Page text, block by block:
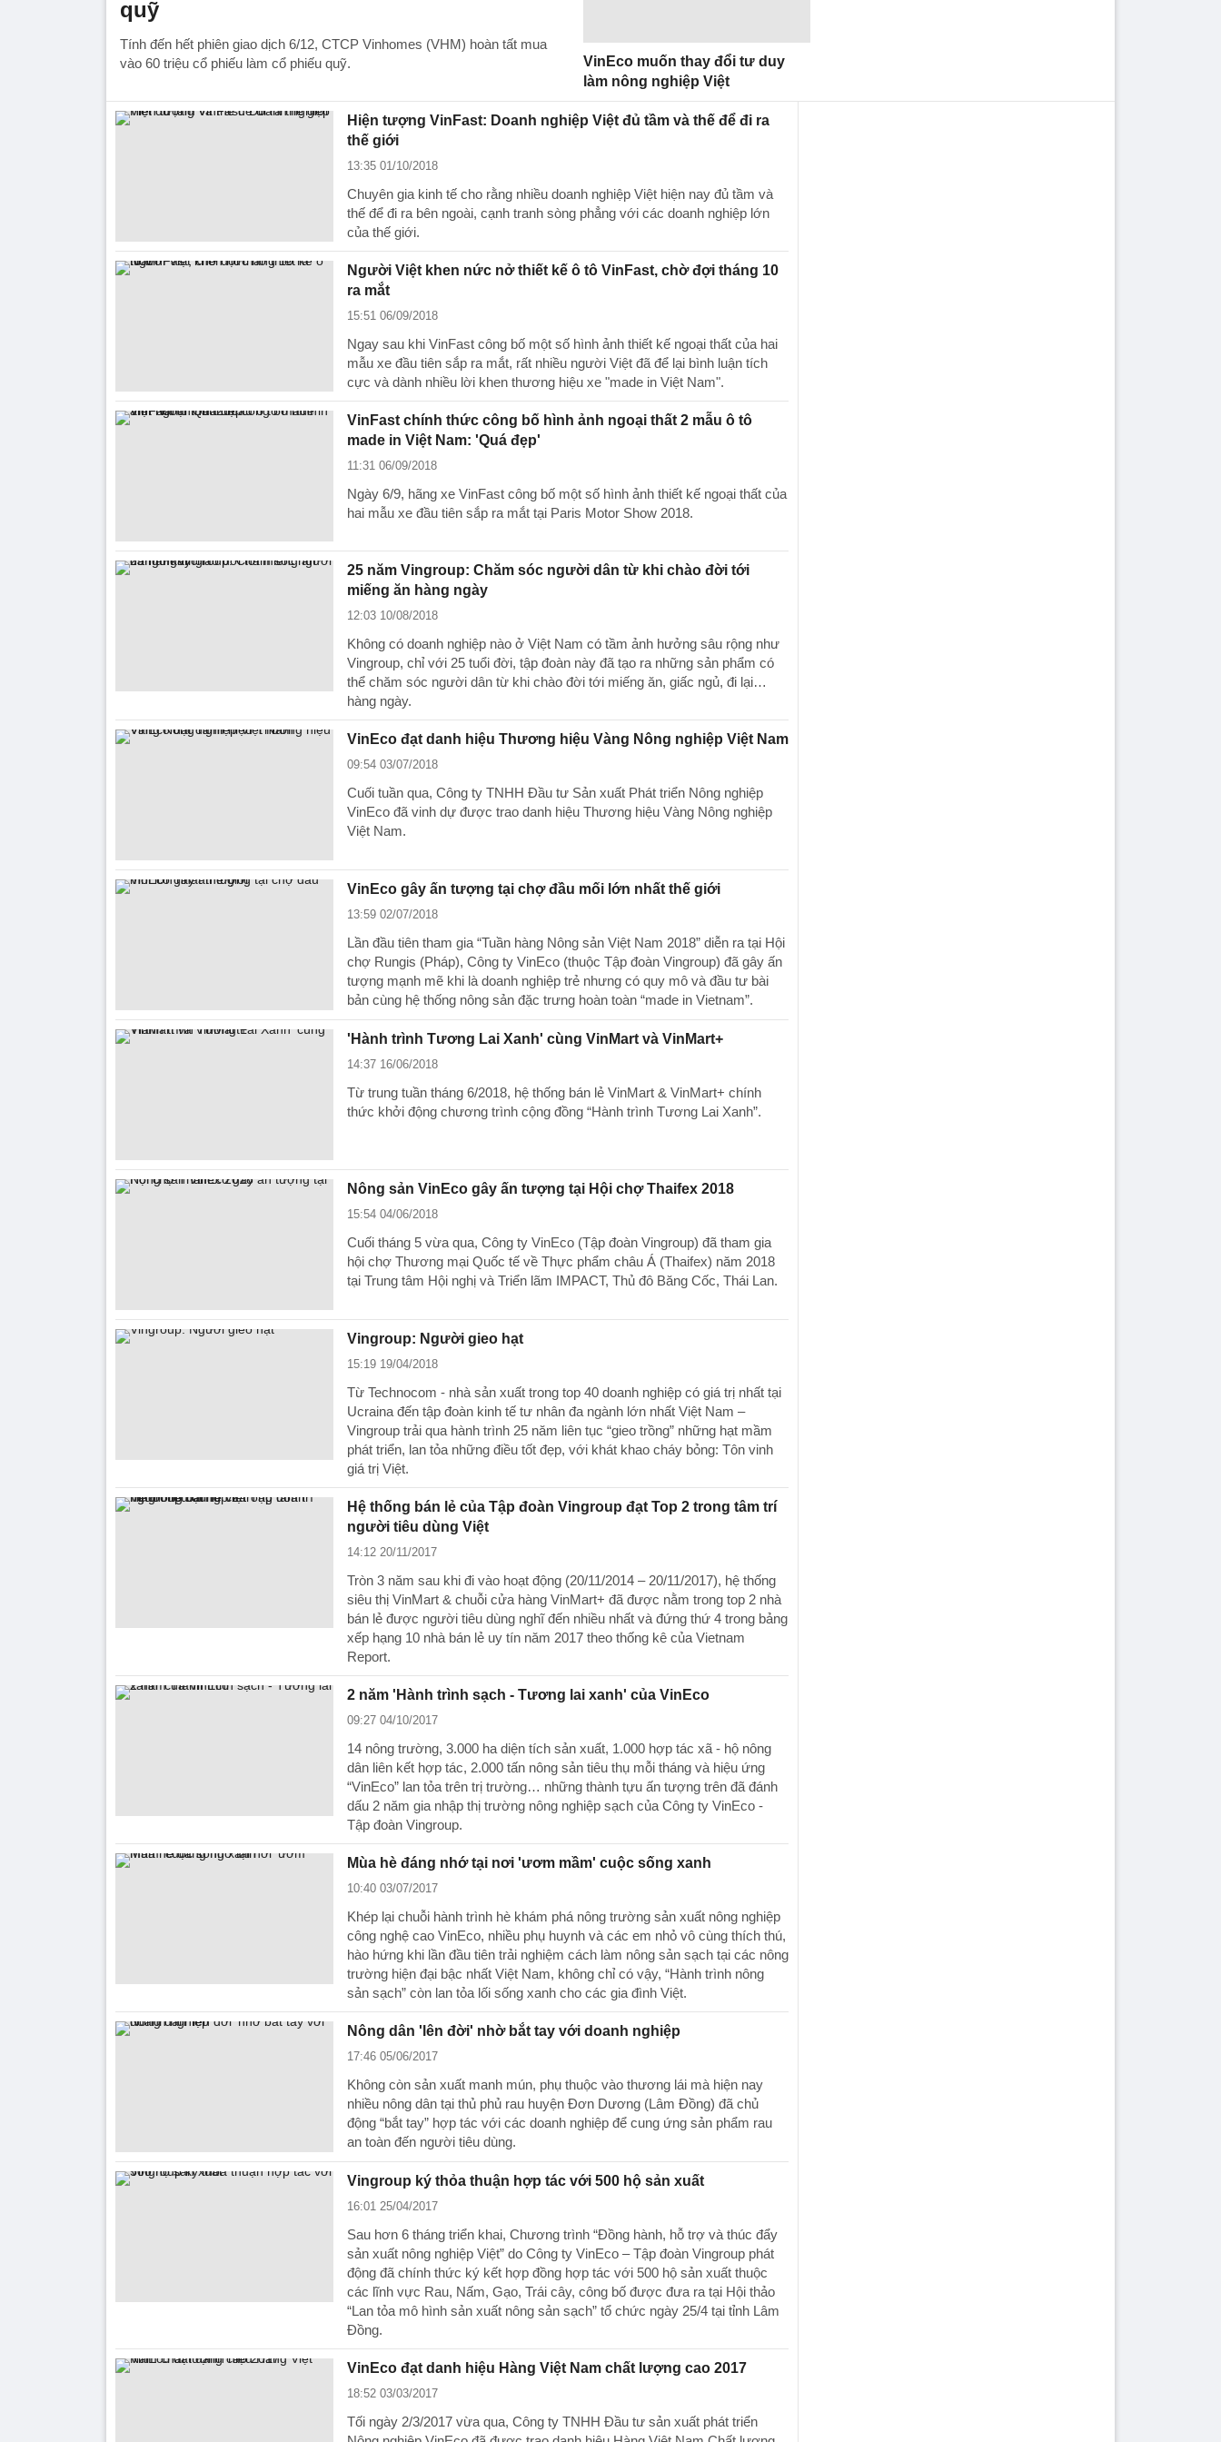
quỹ
Tính đến hết phiên giao dịch 6/12, CTCP Vinhomes (VHM) hoàn tất mua
vào 60 triệu cổ phiếu làm cổ phiếu quỹ.
VinEco muốn thay đổi tư duy
làm nông nghiệp Việt
Hiện tượng VinFast: Doanh nghiệp Việt đủ tầm và thế để đi ra
thế giới
13:35 01/10/2018
Chuyên gia kinh tế cho rằng nhiều doanh nghiệp Việt hiện nay đủ tầm và
thế để đi ra bên ngoài, cạnh tranh sòng phẳng với các doanh nghiệp lớn
của thế giới.
Người Việt khen nức nở thiết kế ô tô VinFast, chờ đợi tháng 10
ra mắt
15:51 06/09/2018
Ngay sau khi VinFast công bố một số hình ảnh thiết kế ngoại thất của hai
mẫu xe đầu tiên sắp ra mắt, rất nhiều người Việt đã để lại bình luận tích
cực và dành nhiều lời khen thương hiệu xe "made in Việt Nam".
VinFast chính thức công bố hình ảnh ngoại thất 2 mẫu ô tô
made in Việt Nam: 'Quá đẹp'
11:31 06/09/2018
Ngày 6/9, hãng xe VinFast công bố một số hình ảnh thiết kế ngoại thất của
hai mẫu xe đầu tiên sắp ra mắt tại Paris Motor Show 2018.
25 năm Vingroup: Chăm sóc người dân từ khi chào đời tới
miếng ăn hàng ngày
12:03 10/08/2018
Không có doanh nghiệp nào ở Việt Nam có tầm ảnh hưởng sâu rộng như
Vingroup, chỉ với 25 tuổi đời, tập đoàn này đã tạo ra những sản phẩm có
thể chăm sóc người dân từ khi chào đời tới miếng ăn, giấc ngủ, đi lại…
hàng ngày.
VinEco đạt danh hiệu Thương hiệu Vàng Nông nghiệp Việt Nam
09:54 03/07/2018
Cuối tuần qua, Công ty TNHH Đầu tư Sản xuất Phát triển Nông nghiệp
VinEco đã vinh dự được trao danh hiệu Thương hiệu Vàng Nông nghiệp
Việt Nam.
VinEco gây ấn tượng tại chợ đầu mối lớn nhất thế giới
13:59 02/07/2018
Lần đầu tiên tham gia “Tuần hàng Nông sản Việt Nam 2018” diễn ra tại Hội
chợ Rungis (Pháp), Công ty VinEco (thuộc Tập đoàn Vingroup) đã gây ấn
tượng mạnh mẽ khi là doanh nghiệp trẻ nhưng có quy mô và đầu tư bài
bản cùng hệ thống nông sản đặc trưng hoàn toàn “made in Vietnam”.
'Hành trình Tương Lai Xanh' cùng VinMart và VinMart+
14:37 16/06/2018
Từ trung tuần tháng 6/2018, hệ thống bán lẻ VinMart & VinMart+ chính
thức khởi động chương trình cộng đồng “Hành trình Tương Lai Xanh”.
Nông sản VinEco gây ấn tượng tại Hội chợ Thaifex 2018
15:54 04/06/2018
Cuối tháng 5 vừa qua, Công ty VinEco (Tập đoàn Vingroup) đã tham gia
hội chợ Thương mại Quốc tế về Thực phẩm châu Á (Thaifex) năm 2018
tại Trung tâm Hội nghị và Triển lãm IMPACT, Thủ đô Băng Cốc, Thái Lan.
Vingroup: Người gieo hạt
15:19 19/04/2018
Từ Technocom - nhà sản xuất trong top 40 doanh nghiệp có giá trị nhất tại
Ucraina đến tập đoàn kinh tế tư nhân đa ngành lớn nhất Việt Nam –
Vingroup trải qua hành trình 25 năm liên tục “gieo trồng” những hạt mầm
phát triển, lan tỏa những điều tốt đẹp, với khát khao cháy bỏng: Tôn vinh
giá trị Việt.
Hệ thống bán lẻ của Tập đoàn Vingroup đạt Top 2 trong tâm trí
người tiêu dùng Việt
14:12 20/11/2017
Tròn 3 năm sau khi đi vào hoạt động (20/11/2014 – 20/11/2017), hệ thống
siêu thị VinMart & chuỗi cửa hàng VinMart+ đã được nằm trong top 2 nhà
bán lẻ được người tiêu dùng nghĩ đến nhiều nhất và đứng thứ 4 trong bảng
xếp hạng 10 nhà bán lẻ uy tín năm 2017 theo thống kê của Vietnam
Report.
2 năm 'Hành trình sạch - Tương lai xanh' của VinEco
09:27 04/10/2017
14 nông trường, 3.000 ha diện tích sản xuất, 1.000 hợp tác xã - hộ nông
dân liên kết hợp tác, 2.000 tấn nông sản tiêu thụ mỗi tháng và hiệu ứng
“VinEco” lan tỏa trên trị trường… những thành tựu ấn tượng trên đã đánh
dấu 2 năm gia nhập thị trường nông nghiệp sạch của Công ty VinEco -
Tập đoàn Vingroup.
Mùa hè đáng nhớ tại nơi 'ươm mầm' cuộc sống xanh
10:40 03/07/2017
Khép lại chuỗi hành trình hè khám phá nông trường sản xuất nông nghiệp
công nghệ cao VinEco, nhiều phụ huynh và các em nhỏ vô cùng thích thú,
hào hứng khi lần đầu tiên trải nghiệm cách làm nông sản sạch tại các nông
trường hiện đại bậc nhất Việt Nam, không chỉ có vậy, “Hành trình nông
sản sạch” còn lan tỏa lối sống xanh cho các gia đình Việt.
Nông dân 'lên đời' nhờ bắt tay với doanh nghiệp
17:46 05/06/2017
Không còn sản xuất manh mún, phụ thuộc vào thương lái mà hiện nay
nhiều nông dân tại thủ phủ rau huyện Đơn Dương (Lâm Đồng) đã chủ
động “bắt tay” hợp tác với các doanh nghiệp để cung ứng sản phẩm rau
an toàn đến người tiêu dùng.
Vingroup ký thỏa thuận hợp tác với 500 hộ sản xuất
16:01 25/04/2017
Sau hơn 6 tháng triển khai, Chương trình “Đồng hành, hỗ trợ và thúc đẩy
sản xuất nông nghiệp Việt” do Công ty VinEco – Tập đoàn Vingroup phát
động đã chính thức ký kết hợp đồng hợp tác với 500 hộ sản xuất thuộc
các lĩnh vực Rau, Nấm, Gạo, Trái cây, công bố được đưa ra tại Hội thảo
“Lan tỏa mô hình sản xuất nông sản sạch” tổ chức ngày 25/4 tại tỉnh Lâm
Đồng.
VinEco đạt danh hiệu Hàng Việt Nam chất lượng cao 2017
18:52 03/03/2017
Tối ngày 2/3/2017 vừa qua, Công ty TNHH Đầu tư sản xuất phát triển